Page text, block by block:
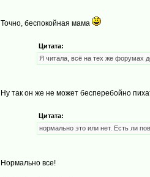
Точно, беспокойная мама
Цитата:
Я читала, всё на тех же форумах
Ну так он же не может бесперебойно
Цитата:
нормально это или нет. Есть ли
Нормально все!